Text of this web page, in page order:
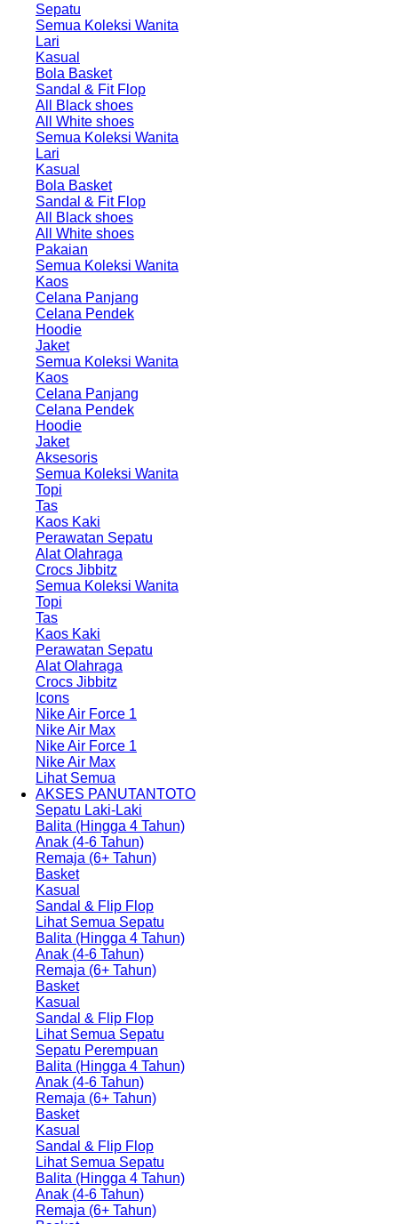
Sepatu
Semua Koleksi Wanita
Lari
Kasual
Bola Basket
Sandal & Fit Flop
All Black shoes
All White shoes
Semua Koleksi Wanita
Lari
Kasual
Bola Basket
Sandal & Fit Flop
All Black shoes
All White shoes
Pakaian
Semua Koleksi Wanita
Kaos
Celana Panjang
Celana Pendek
Hoodie
Jaket
Semua Koleksi Wanita
Kaos
Celana Panjang
Celana Pendek
Hoodie
Jaket
Aksesoris
Semua Koleksi Wanita
Topi
Tas
Kaos Kaki
Perawatan Sepatu
Alat Olahraga
Crocs Jibbitz
Semua Koleksi Wanita
Topi
Tas
Kaos Kaki
Perawatan Sepatu
Alat Olahraga
Crocs Jibbitz
Icons
Nike Air Force 1
Nike Air Max
Nike Air Force 1
Nike Air Max
Lihat Semua
AKSES PANUTANTOTO
Sepatu Laki-Laki
Balita (Hingga 4 Tahun)
Anak (4-6 Tahun)
Remaja (6+ Tahun)
Basket
Kasual
Sandal & Flip Flop
Lihat Semua Sepatu
Balita (Hingga 4 Tahun)
Anak (4-6 Tahun)
Remaja (6+ Tahun)
Basket
Kasual
Sandal & Flip Flop
Lihat Semua Sepatu
Sepatu Perempuan
Balita (Hingga 4 Tahun)
Anak (4-6 Tahun)
Remaja (6+ Tahun)
Basket
Kasual
Sandal & Flip Flop
Lihat Semua Sepatu
Balita (Hingga 4 Tahun)
Anak (4-6 Tahun)
Remaja (6+ Tahun)